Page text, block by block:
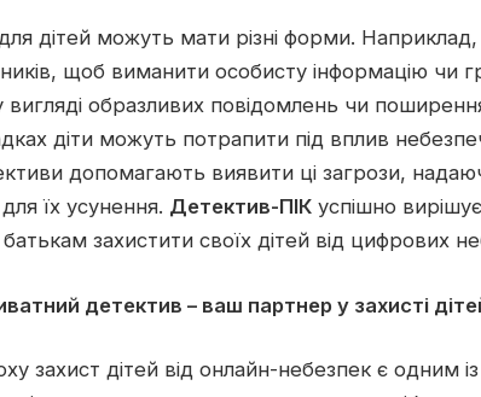
дітей можуть мати різні форми.
щоб виманити особисту інформацію чи
вигляді образливих повідомлень чи
діти можуть потрапити під вплив
допомагають виявити ці загрози,
їх усунення. Детектив-ПІК успішно
захистити своїх дітей від цифрових
детектив – ваш партнер у захисті
захист дітей від онлайн-небезпек є одним